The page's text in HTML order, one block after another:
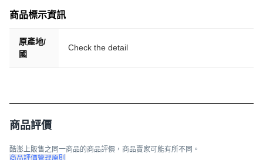
商品標示資訊
原產地/
國
Check the detail
商品評價
酷澎上販售之同一商品的商品評價，商品賣家可能有所不同。
商品評價管理原則